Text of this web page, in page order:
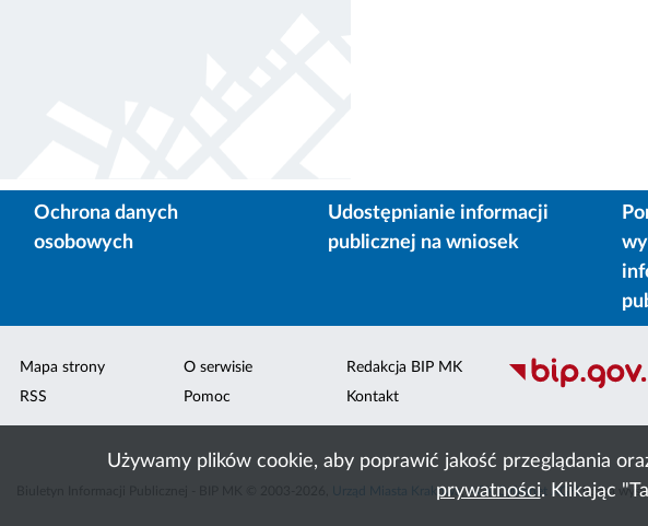
Używamy plików cookie, aby poprawić jakość przeglądania
prywatności. Klikając
Ochrona danych
osobowych
Udostępnianie informacji
publicznej na wniosek
Mapa strony
RSS
O serwisie
Pomoc
Redakcja BIP MK
Kontakt
Urząd Miasta Krakowa,ACK Cyfronet AGHliczba